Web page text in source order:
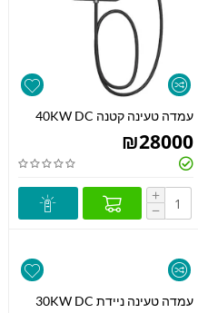
עמדה טעינה קטנה 40KW DC
₪28000
+
−
עמדה טעינה ניידת 30KW DC